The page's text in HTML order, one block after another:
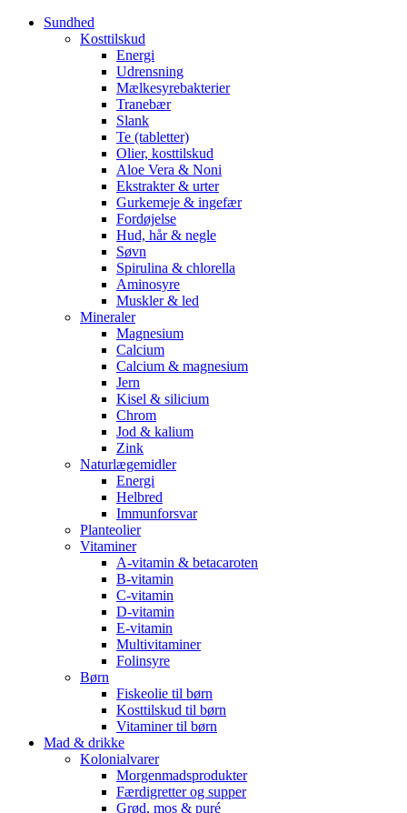
Sundhed
Kosttilskud
Energi
Udrensning
Mælkesyrebakterier
Tranebær
Slank
Te (tabletter)
Olier, kosttilskud
Aloe Vera & Noni
Ekstrakter & urter
Gurkemeje & ingefær
Fordøjelse
Hud, hår & negle
Søvn
Spirulina & chlorella
Aminosyre
Muskler & led
Mineraler
Magnesium
Calcium
Calcium & magnesium
Jern
Kisel & silicium
Chrom
Jod & kalium
Zink
Naturlægemidler
Energi
Helbred
Immunforsvar
Planteolier
Vitaminer
A-vitamin & betacaroten
B-vitamin
C-vitamin
D-vitamin
E-vitamin
Multivitaminer
Folinsyre
Børn
Fiskeolie til børn
Kosttilskud til børn
Vitaminer til børn
Mad & drikke
Kolonialvarer
Morgenmadsprodukter
Færdigretter og supper
Grød, mos & puré